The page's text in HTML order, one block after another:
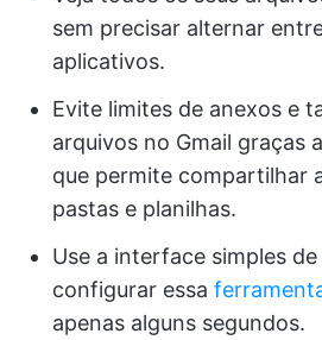
sem precisar alternar
aplicativos.
Evite limites de anexos e
arquivos no Gmail graças
que permite compartilhar
pastas e planilhas.
Use a interface simples
configurar essa
apenas alguns segundos.